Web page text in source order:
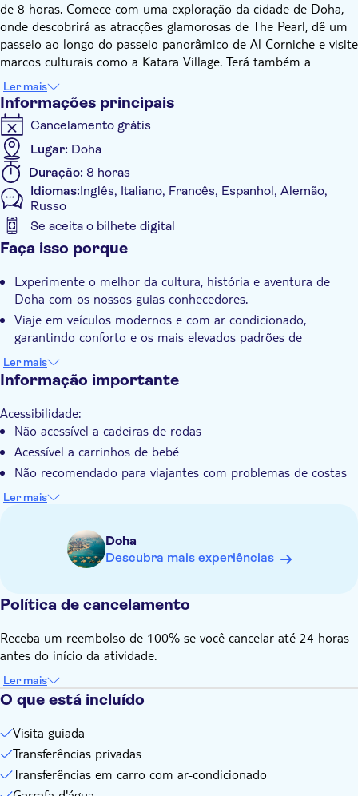
de 8 horas. Comece com uma exploração da cidade de Doha,
onde descobrirá as atracções glamorosas de The Pearl, dê um
passeio ao longo do passeio panorâmico de Al Corniche e visite
marcos culturais como a Katara Village. Terá também a
oportunidade de conhecer o Souq Waqif, um movimentado
mercado tradicional que oferece uma fatia da vida local.
De seguida, prepare-se para uma mudança de ritmo com uma
emocionante excursão à descoberta das dunas. Atravesse as
dunas de areia do sul do Qatar num veículo todo-o-terreno
4x4 topo de gama, explorando a impressionante praia deserta
localizada a 45 quilómetros a sul de Doha. Esta excursão
combina na perfeição o fascínio metropolitano de Doha com a
emoção das suas paisagens desérticas.
Ler mais
Informações principais
Cancelamento grátis
Lugar: Doha
Duração: 8 horas
Idiomas:Inglês, Italiano, Francês, Espanhol, Alemão,
Russo
Se aceita o bilhete digital
Informações adicionais
Tour guiado
Tour privado
Pick up no hotel
Transporte incluído
Faça isso porque
Experimente o melhor da cultura, história e aventura de
Doha com os nossos guias conhecedores.
Viaje em veículos modernos e com ar condicionado,
garantindo conforto e os mais elevados padrões de
segurança.
Perfeito para viajantes individuais, casais e famílias, o nosso
passeio foi concebido para proporcionar uma experiência
inesquecível para todos.
Ler mais
Informação importante
Acessibilidade:
Não acessível a cadeiras de rodas
Acessível a carrinhos de bebé
Não recomendado para viajantes com problemas de costas
Não recomendado para viajantes grávidas
ou outras condições médicas graves
Ler mais
Doha
Descubra mais experiências
Política de cancelamento
Receba um reembolso de 100% se você cancelar até 24 horas
antes do início da atividade.
Ler mais
O que está incluído
Visita guiada
Transferências privadas
Transferências em carro com ar-condicionado